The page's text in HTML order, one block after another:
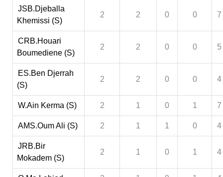
JSB.Djeballa
Khemissi (S)
2 2 0 0 7
CRB.Houari
Boumediene (S)
2 2 0 0 5
ES.Ben Djerrah
(S)
2 2 0 0 4
W.Ain Kerma (S) 2 1 0 1 7
AMS.Oum Ali (S) 2 1 1 0 4
JRB.Bir
Mokadem (S)
2 1 0 1 4